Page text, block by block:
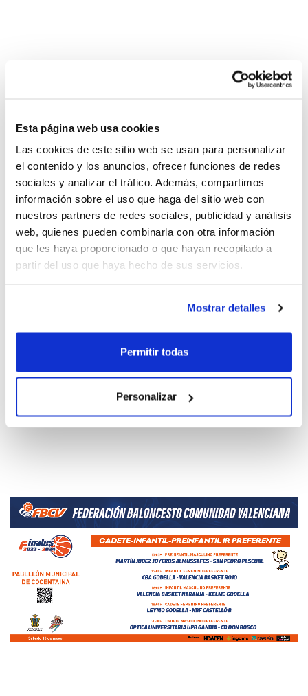
Esta página web usa cookies
Las cookies de este sitio web se usan para personalizar
el contenido y los anuncios, ofrecer funciones de redes
sociales y analizar el tráfico. Además, compartimos
información sobre el uso que haga del sitio web con
nuestros partners de redes sociales, publicidad y análisis
web, quienes pueden combinarla con otra información
que les haya proporcionado o que hayan recopilado a
partir del uso que haya hecho de sus servicios.
Mostrar detalles
Permitir todas
Personalizar
Cocentaina Sede FBCV 23-24